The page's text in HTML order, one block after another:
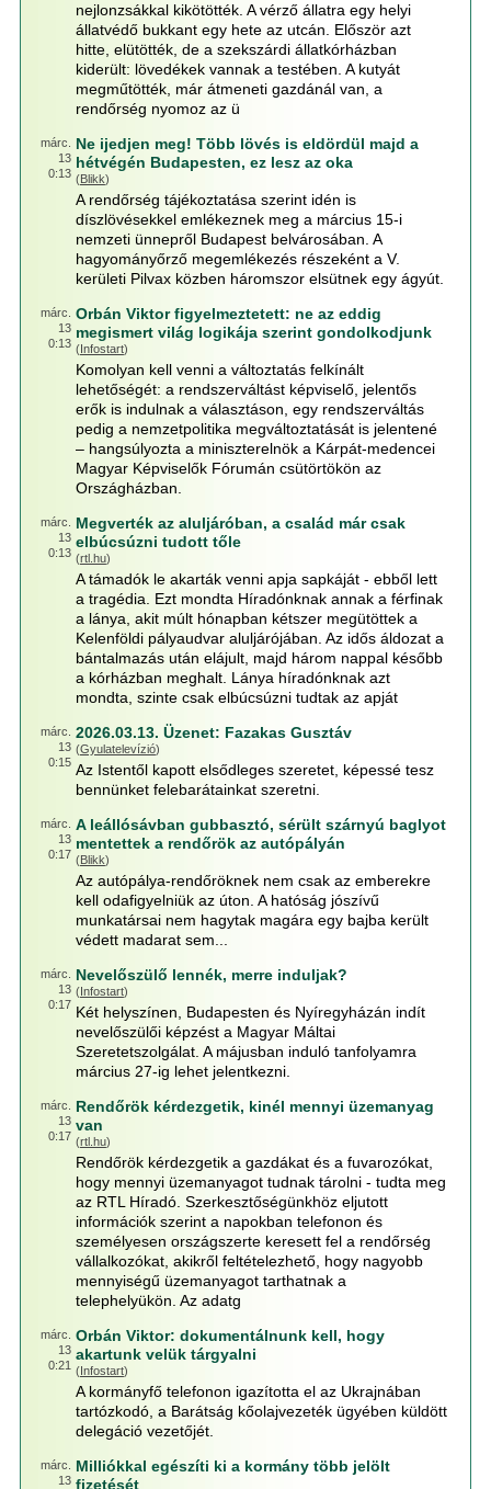
nejlonzsákkal kikötötték. A vérző állatra egy helyi
állatvédő bukkant egy hete az utcán. Először azt
hitte, elütötték, de a szekszárdi állatkórházban
kiderült: lövedékek vannak a testében. A kutyát
megműtötték, már átmeneti gazdánál van, a
rendőrség nyomoz az ü
márc.
13
0:13
Ne ijedjen meg! Több lövés is eldördül majd a
hétvégén Budapesten, ez lesz az oka
(Blikk)
A rendőrség tájékoztatása szerint idén is
díszlövésekkel emlékeznek meg a március 15-i
nemzeti ünnepről Budapest belvárosában. A
hagyományőrző megemlékezés részeként a V.
kerületi Pilvax közben háromszor elsütnek egy ágyút.
márc.
13
0:13
Orbán Viktor figyelmeztetett: ne az eddig
megismert világ logikája szerint gondolkodjunk
(Infostart)
Komolyan kell venni a változtatás felkínált
lehetőségét: a rendszerváltást képviselő, jelentős
erők is indulnak a választáson, egy rendszerváltás
pedig a nemzetpolitika megváltoztatását is jelentené
– hangsúlyozta a miniszterelnök a Kárpát-medencei
Magyar Képviselők Fórumán csütörtökön az
Országházban.
márc.
13
0:13
Megverték az aluljáróban, a család már csak
elbúcsúzni tudott tőle
(rtl.hu)
A támadók le akarták venni apja sapkáját - ebből lett
a tragédia. Ezt mondta Híradónknak annak a férfinak
a lánya, akit múlt hónapban kétszer megütöttek a
Kelenföldi pályaudvar aluljárójában. Az idős áldozat a
bántalmazás után elájult, majd három nappal később
a kórházban meghalt. Lánya híradónknak azt
mondta, szinte csak elbúcsúzni tudtak az apját
márc.
13
0:15
2026.03.13. Üzenet: Fazakas Gusztáv
(Gyulatelevízió)
Az Istentől kapott elsődleges szeretet, képessé tesz
bennünket felebarátainkat szeretni.
márc.
13
0:17
A leállósávban gubbasztó, sérült szárnyú baglyot
mentettek a rendőrök az autópályán
(Blikk)
Az autópálya-rendőröknek nem csak az emberekre
kell odafigyelniük az úton. A hatóság jószívű
munkatársai nem hagytak magára egy bajba került
védett madarat sem...
márc.
13
0:17
Nevelőszülő lennék, merre induljak?
(Infostart)
Két helyszínen, Budapesten és Nyíregyházán indít
nevelőszülői képzést a Magyar Máltai
Szeretetszolgálat. A májusban induló tanfolyamra
március 27-ig lehet jelentkezni.
márc.
13
0:17
Rendőrök kérdezgetik, kinél mennyi üzemanyag
van
(rtl.hu)
Rendőrök kérdezgetik a gazdákat és a fuvarozókat,
hogy mennyi üzemanyagot tudnak tárolni - tudta meg
az RTL Híradó. Szerkesztőségünkhöz eljutott
információk szerint a napokban telefonon és
személyesen országszerte keresett fel a rendőrség
vállalkozókat, akikről feltételezhető, hogy nagyobb
mennyiségű üzemanyagot tarthatnak a
telephelyükön. Az adatg
márc.
13
0:21
Orbán Viktor: dokumentálnunk kell, hogy
akartunk velük tárgyalni
(Infostart)
A kormányfő telefonon igazította el az Ukrajnában
tartózkodó, a Barátság kőolajvezeték ügyében küldött
delegáció vezetőjét.
márc.
13
Milliókkal egészíti ki a kormány több jelölt
fizetését